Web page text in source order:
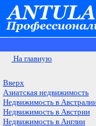
На главную
Вверх
Азиатская недвижимость
Недвижимость в
Недвижимость в Австрии
Недвижимость в Англии